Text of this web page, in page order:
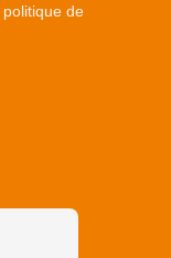
politique de